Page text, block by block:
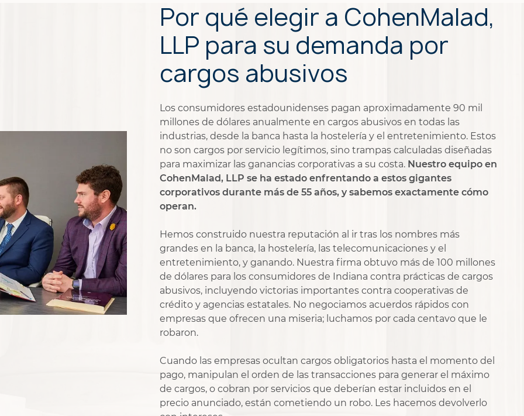
Por qué elegir a CohenMalad,
LLP para su demanda por
cargos abusivos
Los consumidores estadounidenses pagan aproximadamente 90 mil
millones de dólares anualmente en cargos abusivos en todas las
industrias, desde la banca hasta la hostelería y el entretenimiento. Estos
no son cargos por servicio legítimos, sino trampas calculadas diseñadas
para maximizar las ganancias corporativas a su costa. Nuestro equipo en
CohenMalad, LLP se ha estado enfrentando a estos gigantes
corporativos durante más de 55 años, y sabemos exactamente cómo
operan.
Hemos construido nuestra reputación al ir tras los nombres más
grandes en la banca, la hostelería, las telecomunicaciones y el
entretenimiento, y ganando. Nuestra firma obtuvo más de 100 millones
de dólares para los consumidores de Indiana contra prácticas de cargos
abusivos, incluyendo victorias importantes contra cooperativas de
crédito y agencias estatales. No negociamos acuerdos rápidos con
empresas que ofrecen una miseria; luchamos por cada centavo que le
robaron.
Cuando las empresas ocultan cargos obligatorios hasta el momento del
pago, manipulan el orden de las transacciones para generar el máximo
de cargos, o cobran por servicios que deberían estar incluidos en el
precio anunciado, están cometiendo un robo. Les hacemos devolverlo